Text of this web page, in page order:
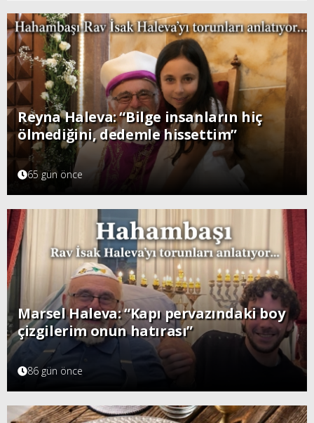
Reyna Haleva: “Bilge insanların hiç
ölmediğini, dedemle hissettim”
65 gün önce
Marsel Haleva: “Kapı pervazındaki boy
çizgilerim onun hatırası”
86 gün önce